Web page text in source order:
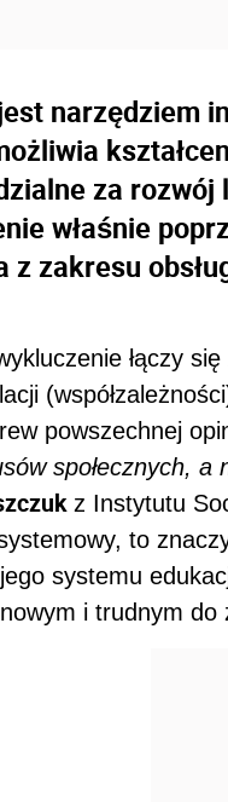
narzędziem
za
właśnie
z zakresu
łączy
powszechnej
społecznych, a
z Instytutu
to
systemu
i trudnym do